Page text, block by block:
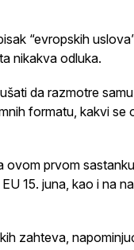
“evropskih
nikakva odluka.
da razmotre
formatu, kakvi se
ovom prvom
15. juna, kao i na
zahteva,